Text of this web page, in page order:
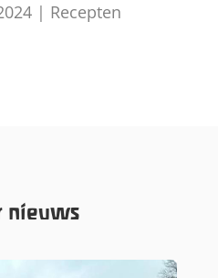
| Recepten
nieuws